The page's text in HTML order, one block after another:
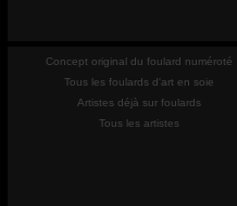
Concept original du foulard numéroté
Tous les foulards d'art en soie
Artistes déjà sur foulards
Tous les artistes